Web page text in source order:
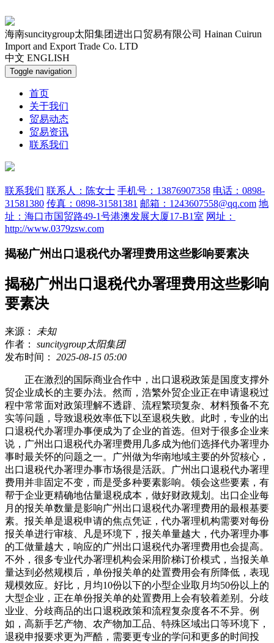
海南suncitygroup太阳集团进出口贸易有限公司 Hainan Cuirun
Import and Export Trade Co. LTD
中文 ENGLISH
Toggle navigation
首页
关于我们
贸易动态
贸易资讯
联系我们
联系我们 联系人：陈女士 手机号：13876907358 电话：0898-
31581380 传真：0898-31581381 邮箱：1243607558@qq.com 地
址：海口市国贸路49-1号港澳发展大厦17-B1室 网址：
http://www.0379zsw.com
揭秘广州出口退税代办署理费用这些影响要素决
揭秘广州出口退税代办署理费用这些影响
要素决
来源：
未知
作者： suncitygroup太阳集团
发布时间： 2025-08-15 05:00
正在激烈的国际商业合作中，出口退税政策是国度支撑外
贸企业成长的主要办法。然而，浩繁外贸企业正在申请退税过
程中常常面对政策理解不透辟、流程繁琐复杂、材料预备不充
实等问题，导致退税效率低下以至退税失败。此时，专业的出
口退税代办署理办事便成为了企业的首选。但对于很多企业来
说，广州出口退税代办署理费用几多成为他们选择代办署理办
事时最关怀的问题之一。广州做为华南地域主要的外贸核心，
出口退税代办署理办事市场很是活跃。广州出口退税代办署理
费用并非固定不变，而是受多种要素影响。领会这些要素，有
帮于企业更精确地估量退税成本，做好财政规划。出口企业每
月的报关单数量是影响广州出口退税代办署理费用的最根基要
素。报关单是退税申请的焦点凭证，代办署理机构需要对每份
报关单进行审核、凡是环境下，报关单量越大，代办署理办事
的工做量越大，响应的广州出口退税代办署理费用也会提高。
不外，很多专业代办署理机构会采用阶梯订价模式，当报关单
量达到必然规模后，单份报关单的处置费用会有所降低，表现
规模效应。好比，月均10份以下的小型企业取月均50份以上的
大型企业，正在单份报关单的处置费用上会有较着差别。分歧
业业、分歧商品的出口退税政策和流程复杂度各不不异。例
如，高新手艺产物、农产物加工品、特殊区域出口等环境下，
退税申报要求更为严酷，需要更专业的学问和更多的时间投